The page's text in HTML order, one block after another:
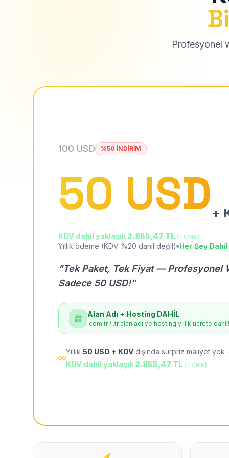
Profesyonel
100 USD %50 İNDİRİM
50 USD +
KDV dahil yaklaşık 2.855,47 TL (TCMB)
Yıllık ödeme (KDV %20 dahil değil) Her Şey Dahil
"Tek Paket, Tek Fiyat — Profesyonel
Sadece 50 USD!"
Alan Adı + Hosting DAHİL
.com.tr / .tr alan adı ve hosting yıllık ücrete dahil!
Yıllık 50 USD + KDV dışında sürpriz maliyet
KDV dahil yaklaşık 2.855,47 TL (TCMB)